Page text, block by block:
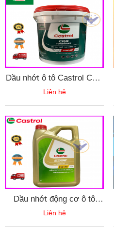
Dầu nhớt ô tô Castrol CRB
Turbomax 15W-40 API CI-
Liên hệ
Dầu nhớt động cơ ô tô
Castrol EDGE 5W-30
Liên hệ